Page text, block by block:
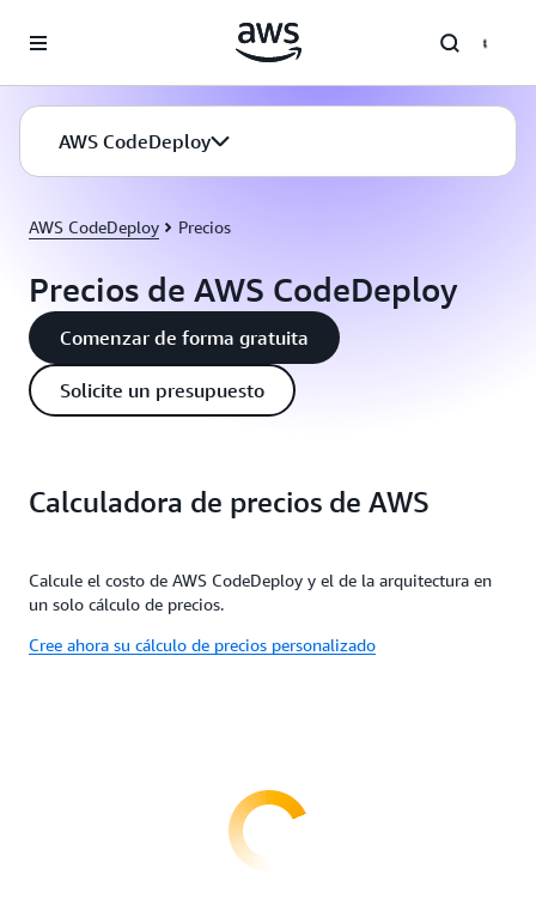
AWS CodeDeploy
AWS CodeDeploy Precios
Precios de AWS CodeDeploy
Comenzar de forma gratuita
Solicite un presupuesto
Calculadora de precios de AWS
Calcule el costo de AWS CodeDeploy y el de la arquitectura en
un solo cálculo de precios.
Cree ahora su cálculo de precios personalizado